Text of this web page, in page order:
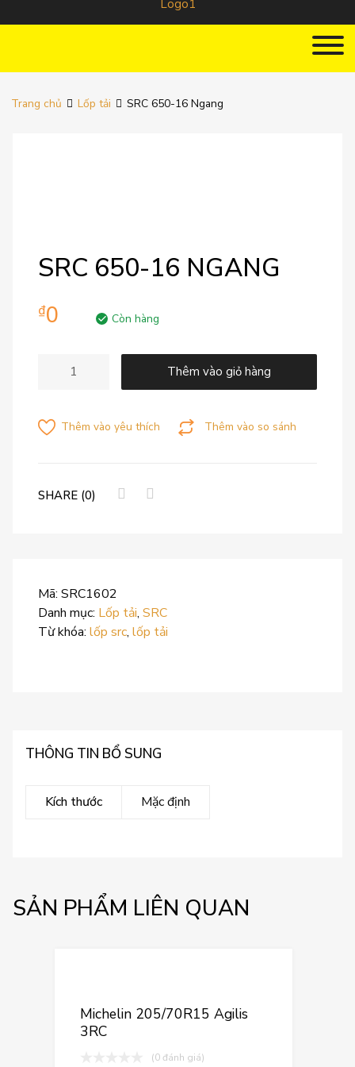
Trang chủ Lốp tải SRC 650-16 Ngang
SRC 650-16 NGANG
₫0 Còn hàng
Thêm vào giỏ hàng
Thêm vào so sánh
Thêm vào yêu thích
SHARE (0)
Mã: SRC1602
Danh mục: Lốp tải, SRC
Từ khóa: lốp src, lốp tải
THÔNG TIN BỔ SUNG
Kích thước Mặc định
SẢN PHẨM LIÊN QUAN
Michelin 205/70R15 Agilis
3RC
(0 đánh giá)